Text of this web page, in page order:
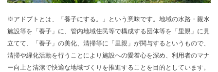
※アドプトとは、「養子にする。」という意味です。地域の水路・親水
施設等を「養子」に、管内地域住民等で構成する団体等を「里親」に見
立てて、「養子」の美化、清掃等に「里親」が関与するというもので、
清掃や緑化活動を行うことにより施設への愛着心を深め、利用者のマナ
ー向上と清潔で快適な地域づくりを推進することを目的としています。